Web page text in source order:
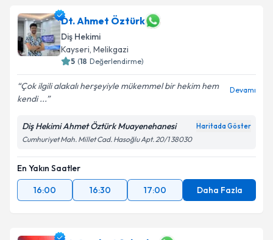
Dt. Ahmet Öztürk
Diş Hekimi
Kayseri, Melikgazi
5 (18 Değerlendirme)
Çok ilgili alakalı herşeyiyle mükemmel bir hekim hem
kendi ...
Devamı
Diş Hekimi Ahmet Öztürk Muayenehanesi Haritada Göster
Cumhuriyet Mah. Millet Cad. Hasoğlu Apt. 20/1 38030
En Yakın Saatler
16:00
16:30 17:00 Daha Fazla